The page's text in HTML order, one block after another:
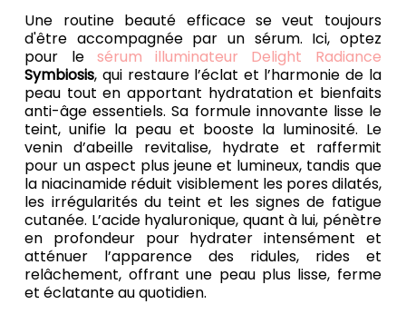
Une routine beauté efficace se veut toujours
d'être accompagnée par un sérum. Ici, optez
pour le sérum illuminateur Delight Radiance
Symbiosis, qui restaure l’éclat et l’harmonie de la
peau tout en apportant hydratation et bienfaits
anti-âge essentiels. Sa formule innovante lisse le
teint, unifie la peau et booste la luminosité. Le
venin d’abeille revitalise, hydrate et raffermit
pour un aspect plus jeune et lumineux, tandis que
la niacinamide réduit visiblement les pores dilatés,
les irrégularités du teint et les signes de fatigue
cutanée. L’acide hyaluronique, quant à lui, pénètre
en profondeur pour hydrater intensément et
atténuer l’apparence des ridules, rides et
relâchement, offrant une peau plus lisse, ferme
et éclatante au quotidien.